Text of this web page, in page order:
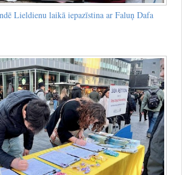
Lieldienu laikā iepazīstina ar Faluņ Dafa